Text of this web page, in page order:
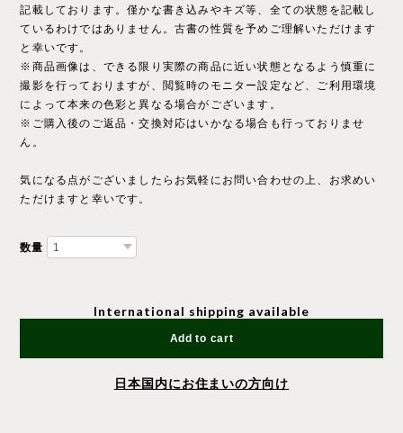
記載しております。僅かな書き込みやキズ等、全ての状態を記載し
ているわけではありません。古書の性質を予めご理解いただけます
と幸いです。
※商品画像は、できる限り実際の商品に近い状態となるよう慎重に
撮影を行っておりますが、閲覧時のモニター設定など、ご利用環境
によって本来の色彩と異なる場合がございます。
※ご購入後のご返品・交換対応はいかなる場合も行っておりませ
ん。
気になる点がございましたらお気軽にお問い合わせの上、お求めい
ただけますと幸いです。
数量
International shipping available
Add to cart
日本国内にお住まいの方向け